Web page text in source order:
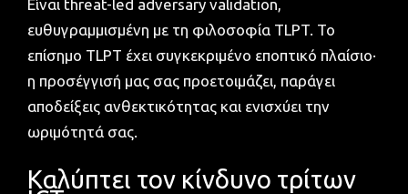
Είναι threat-led adversary validation,
ευθυγραμμισμένη με τη φιλοσοφία TLPT. Το
επίσημο TLPT έχει συγκεκριμένο εποπτικό πλαίσιο·
η προσέγγισή μας σας προετοιμάζει, παράγει
αποδείξεις ανθεκτικότητας και ενισχύει την
ωριμότητά σας.
Καλύπτει τον κίνδυνο τρίτων